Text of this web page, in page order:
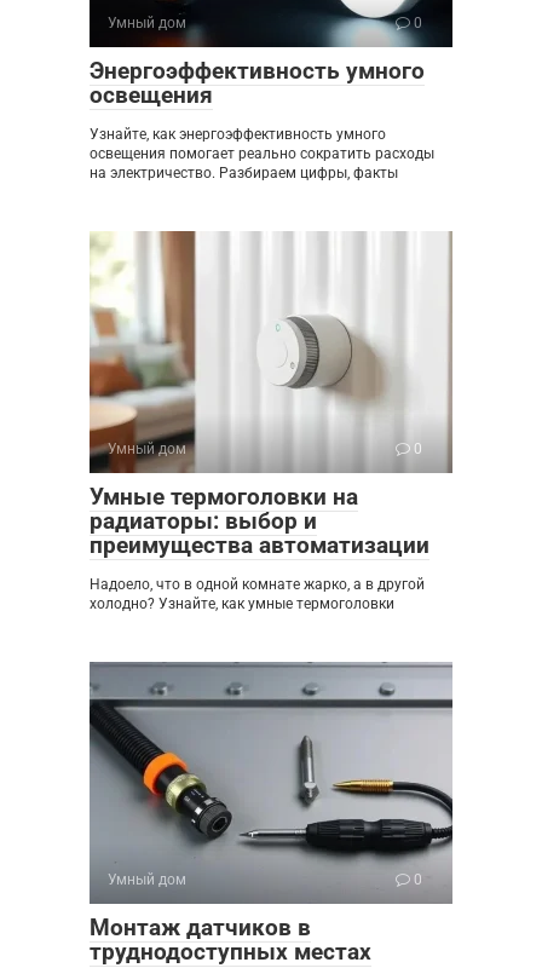
Умный дом 0
Энергоэффективность умного
освещения
Узнайте, как энергоэффективность умного
освещения помогает реально сократить расходы
на электричество. Разбираем цифры, факты
Умный дом 0
Умные термоголовки на
радиаторы: выбор и
преимущества автоматизации
Надоело, что в одной комнате жарко, а в другой
холодно? Узнайте, как умные термоголовки
Умный дом 0
Монтаж датчиков в
труднодоступных местах